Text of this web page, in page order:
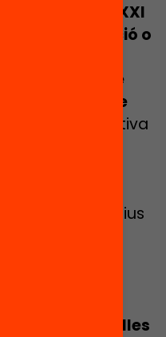
al món del s. XXI
memorització o
crític, el
capacitat de
algunes de
manera efectiva
través de
a objectius
treball en parelles